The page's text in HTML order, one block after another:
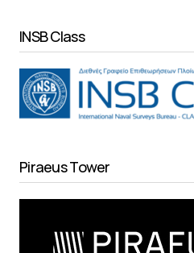
INSB Class
Piraeus Tower